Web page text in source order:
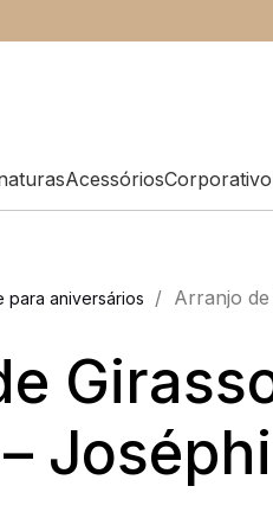
AcessóriosCorporativo
para aniversários / Arranjo